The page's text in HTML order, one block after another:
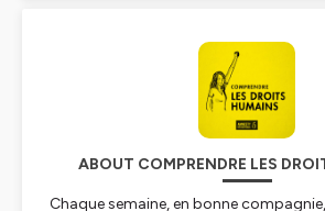
ABOUT COMPRENDRE LES
Chaque semaine, en bonne